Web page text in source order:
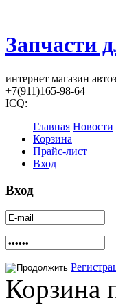
Запчасти
интернет магазин
+7(911)165-98-64
ICQ:
Главная Новости
Корзина
Прайс-лист
Вход
Вход
Корзина